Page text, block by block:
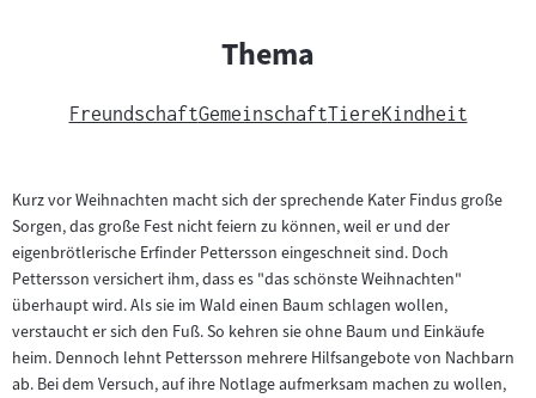
Thema
FreundschaftGemeinschaftTiereKindheit
Kurz vor Weihnachten macht sich der sprechende Kater Findus große
Sorgen, das große Fest nicht feiern zu können, weil er und der
eigenbrötlerische Erfinder Pettersson eingeschneit sind. Doch
Pettersson versichert ihm, dass es "das schönste Weihnachten"
überhaupt wird. Als sie im Wald einen Baum schlagen wollen,
verstaucht er sich den Fuß. So kehren sie ohne Baum und Einkäufe
heim. Dennoch lehnt Pettersson mehrere Hilfsangebote von Nachbarn
ab. Bei dem Versuch, auf ihre Notlage aufmerksam machen zu wollen,